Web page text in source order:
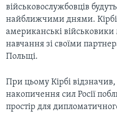
військовослужбовців
найближчими днями. Кірбі
американські
навчання зі своїми
Польщі.
При цьому Кірбі
накопичення сил Росії
простір для